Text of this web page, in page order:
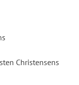
Christensens